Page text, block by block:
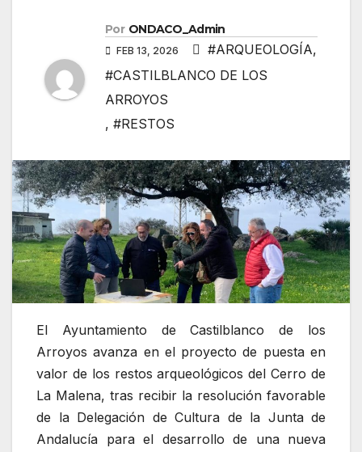
Por ONDACO_Admin
FEB 13, 2026 #ARQUEOLOGÍA,
#CASTILBLANCO DE LOS
ARROYOS
, #RESTOS
El Ayuntamiento de Castilblanco de los
Arroyos avanza en el proyecto de puesta en
valor de los restos arqueológicos del Cerro de
La Malena, tras recibir la resolución favorable
de la Delegación de Cultura de la Junta de
Andalucía para el desarrollo de una nueva